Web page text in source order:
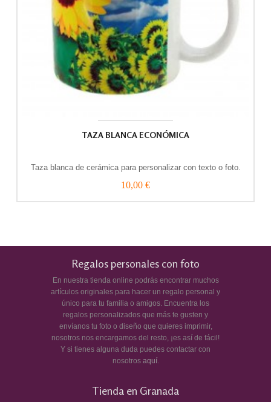
TAZA BLANCA ECONÓMICA
Taza blanca de cerámica para personalizar con texto o foto.
10,00 €
Regalos personales con foto
En nuestra tienda online podrás encontrar muchos
artículos originales para hacer un regalo personal y
único para tu familia o amigos. Encuentra los
regalos personalizados que más te gusten y
envíanos tu foto o diseño que quieres imprimir,
nosotros nos encargamos del resto, ¡es así de fácil!
Y si tienes alguna duda puedes contactar con
nosotros aquí.
Tienda en Granada